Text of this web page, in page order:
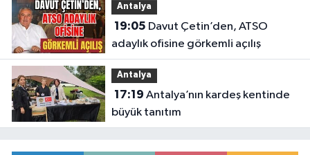
bırakıldı
Antalya
19:05
adaylık ofisine görkemli açılış
Antalya
17:19
büyük tanıtım